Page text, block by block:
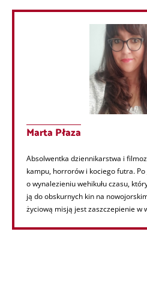
Marta Płaza
Absolwentka dziennikarstwa i
kampu, horrorów i kociego futra.
o wynalezieniu wehikułu czasu,
ją do obskurnych kin na
życiową misją jest zaszczepienie w